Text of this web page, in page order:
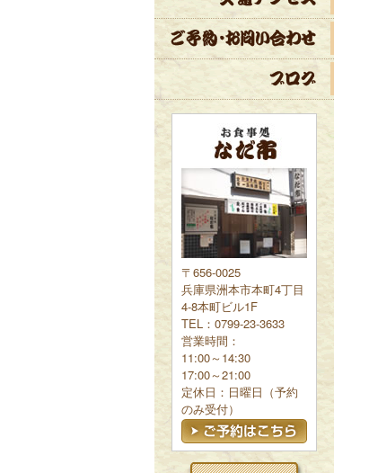
〒656-0025
兵庫県洲本市本町4丁目
4-8本町ビル1F
TEL：0799-23-3633
営業時間：
11:00～14:30
17:00～21:00
定休日：日曜日（予約
のみ受付）